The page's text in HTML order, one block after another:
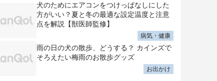
犬のためにエアコンをつけっぱなしにした
方がいい？夏と冬の最適な設定温度と注意
点を解説【獣医師監修】
病気・健康
雨の日の犬の散歩、どうする？ カインズで
そろえたい梅雨のお散歩グッズ
お出かけ